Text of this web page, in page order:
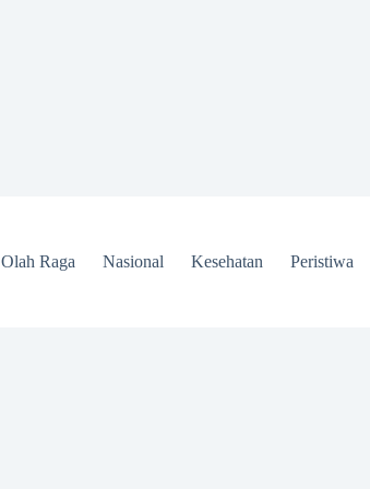
Olah Raga Nasional Kesehatan Peristiwa